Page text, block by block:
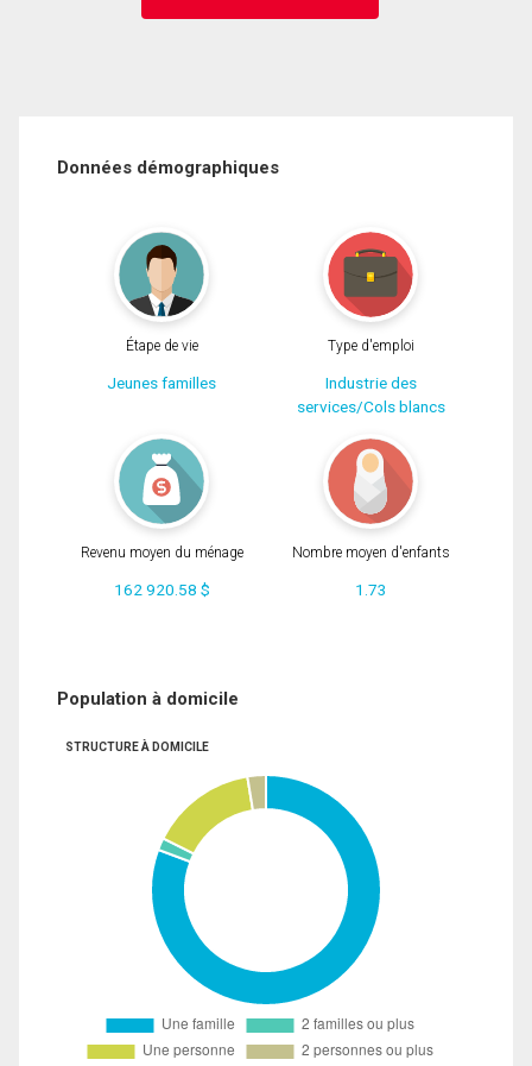
Données démographiques
Étape de vie
Jeunes familles
Type d'emploi
Industrie des
services/Cols blancs
Revenu moyen du ménage
162 920.58 $
Nombre moyen d'enfants
1.73
Population à domicile
STRUCTURE À DOMICILE